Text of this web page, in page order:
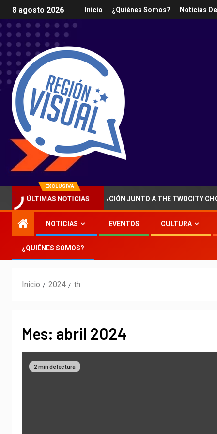
8 agosto 2026 Inicio ¿Quiénes Somos? Noticias
EXCLUSIVA
ÚLTIMAS NOTICIAS
UNA PODEROSA CANCIÓN JUNTO A THE TWOCITY CHORUS
NOTICIAS EVENTOS CULTURA
¿QUIÉNES SOMOS?
Inicio 2024 th
Mes: abril 2024
2 min de lectura